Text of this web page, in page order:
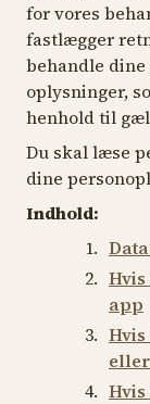
for vores
fastlægger
behandle
oplysninger,
henhold til
Du skal læse
dine
Indhold:
app